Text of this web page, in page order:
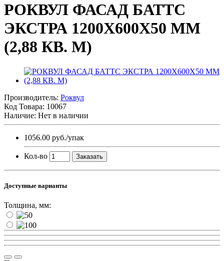
РОКВУЛ ФАСАД БАТТС
ЭКСТРА 1200Х600Х50 ММ
(2,88 КВ. М)
Производитель: Роквул
Код Товара: 10067
Наличие: Нет в наличии
1056.00 руб./упак
Кол-во Заказать
Доступные варианты
Толщина, мм: